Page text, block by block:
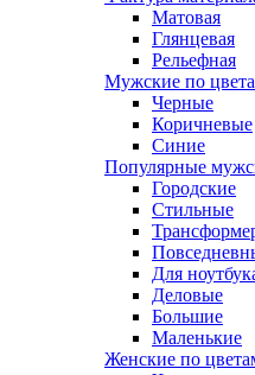
Матовая
Глянцевая
Рельефная
Мужские по
Черные
Коричневые
Синие
Популярные
Городские
Стильные
Для
Деловые
Большие
Маленькие
Женские по